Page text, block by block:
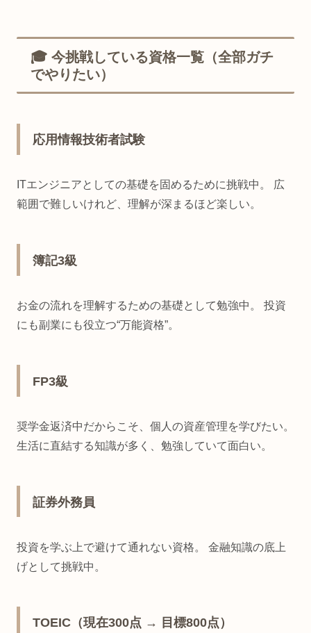
🎓 今挑戦している資格一覧（全部ガチ
でやりたい）
応用情報技術者試験
ITエンジニアとしての基礎を固めるために挑戦中。 広
範囲で難しいけれど、理解が深まるほど楽しい。
簿記3級
お金の流れを理解するための基礎として勉強中。 投資
にも副業にも役立つ“万能資格”。
FP3級
奨学金返済中だからこそ、個人の資産管理を学びたい。
生活に直結する知識が多く、勉強していて面白い。
証券外務員
投資を学ぶ上で避けて通れない資格。 金融知識の底上
げとして挑戦中。
TOEIC（現在300点 → 目標800点）